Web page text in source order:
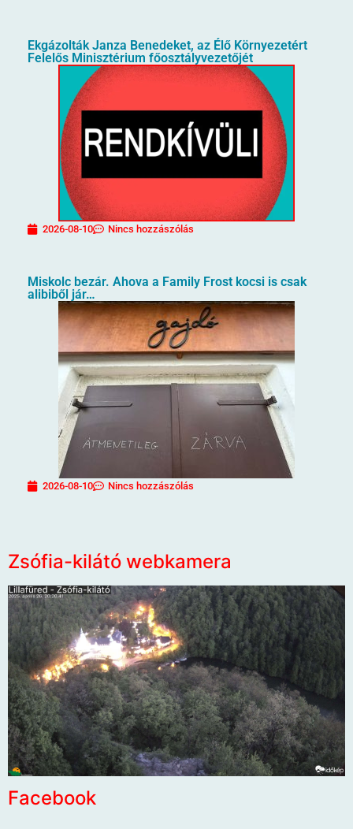
Ekgázolták Janza Benedeket, az Élő Környezetért
Felelős Minisztérium főosztályvezetőjét
2026-08-10 Nincs hozzászólás
Miskolc bezár. Ahova a Family Frost kocsi is csak
alibiből jár…
2026-08-10 Nincs hozzászólás
Zsófia-kilátó webkamera
Facebook